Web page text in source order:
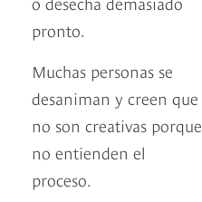
pronto.
Muchas personas se
desaniman y creen que
no son creativas porque
no entienden el
proceso.